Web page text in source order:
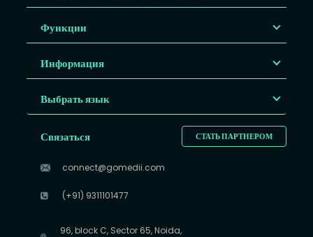
Функции
Информация
Выбрать язык
СТАТЬ ПАРТНЕРОМ
Связаться
connect@gomedii.com
(+91) 9311101477
96, block C, Sector 65, Noida,